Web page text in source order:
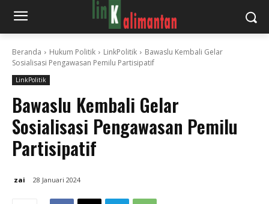
Beranda Hukum Politik LinkPolitik
Bawaslu Kembali Gelar
Sosialisasi Pengawasan Pemilu Partisipatif
LinkPolitik
Bawaslu Kembali Gelar
Sosialisasi Pengawasan Pemilu
Partisipatif
zai 28 Januari 2024